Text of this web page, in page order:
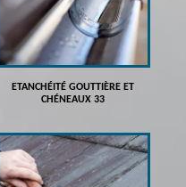
ETANCHÉITÉ GOUTTIÈRE ET
CHÉNEAUX 33